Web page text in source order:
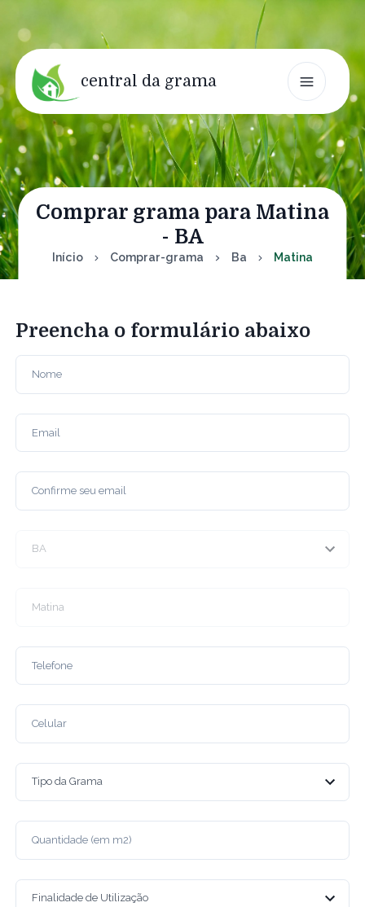
central da grama
Comprar grama para Matina
- BA
Início Comprar-grama Ba Matina
Preencha o formulário abaixo